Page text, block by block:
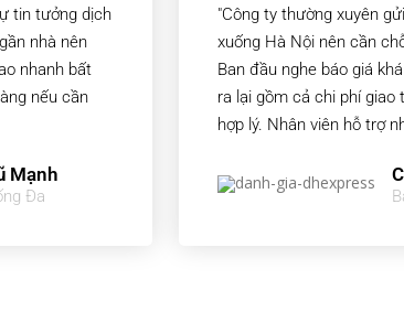
tin tưởng dịch
nhà nên
nhanh bất
nếu cần
Mạnh
Đa
"Công ty thường xuyên
xuống Hà Nội nên cần
Ban đầu nghe báo giá
ra lại gồm cả chi phí giao
hợp lý. Nhân viên hỗ trợ